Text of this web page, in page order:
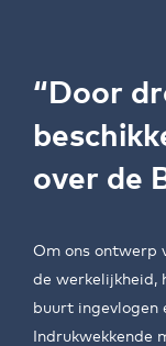
“Door
over de
Om ons ontwerp
de werkelijkheid,
buurt ingevlogen
Indrukwekkende